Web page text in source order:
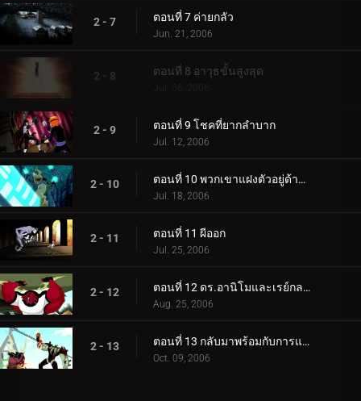
2 - 7 ตอนที่ 7 ค่ายกลัว
Jun. 21, 2006
2 - 8 ตอนที่ 8 อาวุธขั้นสูงสุด
Jul. 06, 2006
2 - 9 ตอนที่ 9 โชคที่ยากลำบาก
Jul. 12, 2006
2 - 10 ตอนที่ 10 พวกเขาแฝงตัวอยู่ด้านล่าง
Jul. 18, 2006
2 - 11 ตอนที่ 11 ผีออก
Jul. 25, 2006
2 - 12 ตอนที่ 12 ดร.อานิโมและเรย์กลายพันธุ์
Aug. 25, 2006
2 - 13 ตอนที่ 13 กลับมาพร้อมกับการแก้แค้น
Oct. 09, 2006